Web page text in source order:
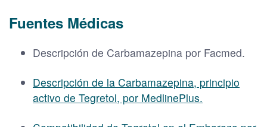
Fuentes Médicas
Descripción de Carbamazepina por Facmed.
Descripción de la Carbamazepina, principio
activo de Tegretol, por MedlinePlus.